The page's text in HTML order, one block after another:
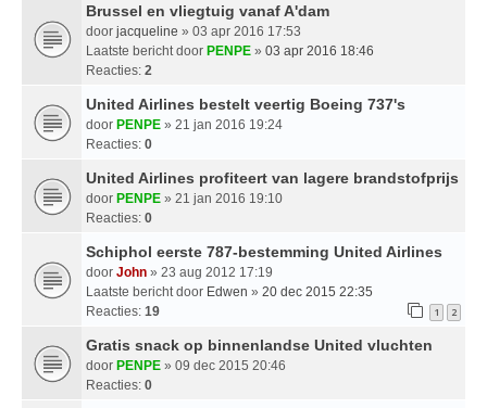
Brussel en vliegtuig vanaf A'dam
door jacqueline » 03 apr 2016 17:53
Laatste bericht door PENPE » 03 apr 2016 18:46
Reacties: 2
United Airlines bestelt veertig Boeing 737's
door PENPE » 21 jan 2016 19:24
Reacties: 0
United Airlines profiteert van lagere brandstofprijs
door PENPE » 21 jan 2016 19:10
Reacties: 0
Schiphol eerste 787-bestemming United Airlines
door John » 23 aug 2012 17:19
Laatste bericht door Edwen » 20 dec 2015 22:35
Reacties: 19 1 2
Gratis snack op binnenlandse United vluchten
door PENPE » 09 dec 2015 20:46
Reacties: 0